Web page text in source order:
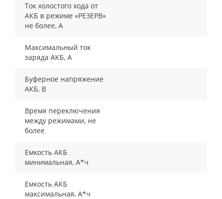
Ток холостого хода от
АКБ в режиме «РЕЗЕРВ»
не более, А
Максимальный ток
заряда АКБ, А
Буферное напряжение
АКБ, В
Время переключения
между режимами, не
более
Емкость АКБ
минимальная, А*ч
Емкость АКБ
максимальная, А*ч